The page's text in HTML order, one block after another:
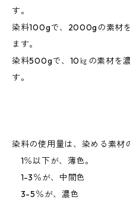
す。
染料100gで、2000gの素材
ます。
染料500gで、10㎏の素材を
す。
染料の使用量は、染める素材
1％以下が、薄色。
1-3％が、中間色
3-5％が、濃色